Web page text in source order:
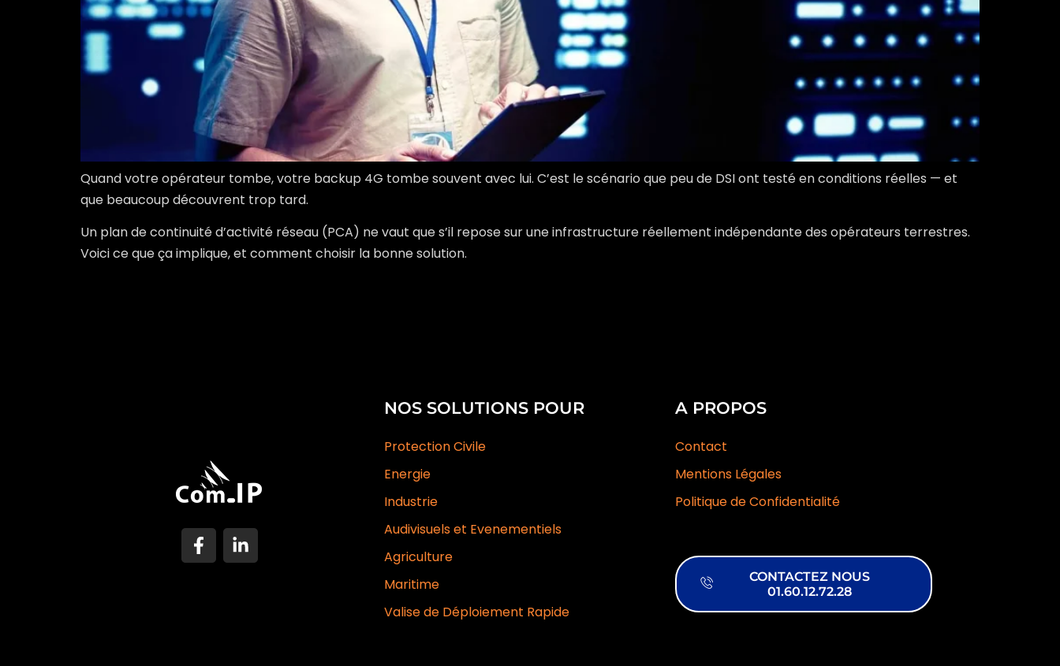
Quand votre opérateur tombe, votre backup 4G tombe souvent avec lui. C’est le scénario que peu de DSI ont testé en conditions réelles — et
que beaucoup découvrent trop tard.
Un plan de continuité d’activité réseau (PCA) ne vaut que s’il repose sur une infrastructure réellement indépendante des opérateurs terrestres.
Voici ce que ça implique, et comment choisir la bonne solution.
NOS SOLUTIONS POUR
Protection Civile
Energie
Industrie
Audivisuels et Evenementiels
Agriculture
Maritime
Valise de Déploiement Rapide
A PROPOS
Contact
Mentions Légales
Politique de Confidentialité
CONTACTEZ NOUS
01.60.12.72.28